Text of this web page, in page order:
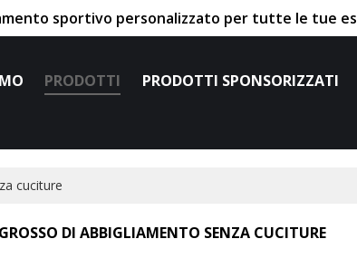
sportivo personalizzato per tutte le tue
PRODOTTI PRODOTTI SPONSORIZZATI
cuciture
DI ABBIGLIAMENTO SENZA CUCITURE